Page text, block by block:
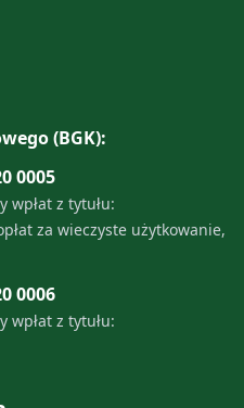
(BGK):
0005
wpłat z tytułu:
za wieczyste użytkowanie,
0006
wpłat z tytułu: